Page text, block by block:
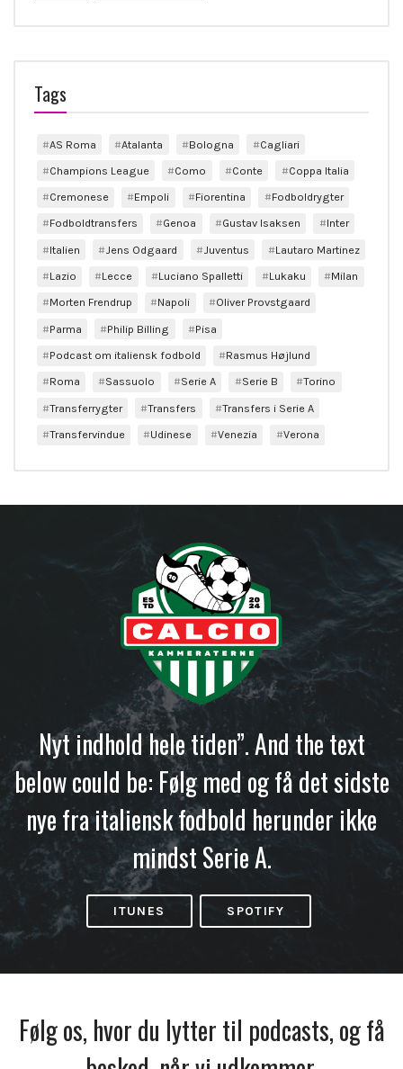
Tags
AS Roma Atalanta Bologna
Cagliari
Champions League
Como Conte
Coppa Italia
Cremonese
Empoli Fiorentina
Fodboldrygter
Fodboldtransfers
Genoa Gustav Isaksen
Inter
Italien
Jens Odgaard Juventus
Lautaro Martinez
Lazio
Lecce Luciano Spalletti Lukaku
Milan
Morten Frendrup
Napoli
Oliver Provstgaard
Parma
Philip Billing
Pisa
Podcast om italiensk fodbold
Rasmus Højlund
Roma
Sassuolo Serie A Serie B
Torino
Transferrygter
Transfers
Transfers i Serie A
Transfervindue
Udinese Venezia Verona
Nyt indhold hele tiden”. And the text
below could be: Følg med og få det sidste
nye fra italiensk fodbold herunder ikke
mindst Serie A.
ITUNES SPOTIFY
Følg os, hvor du lytter til podcasts, og få